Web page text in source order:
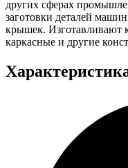
других сферах
заготовки деталей
крышек. Изготавливают
каркасные и другие